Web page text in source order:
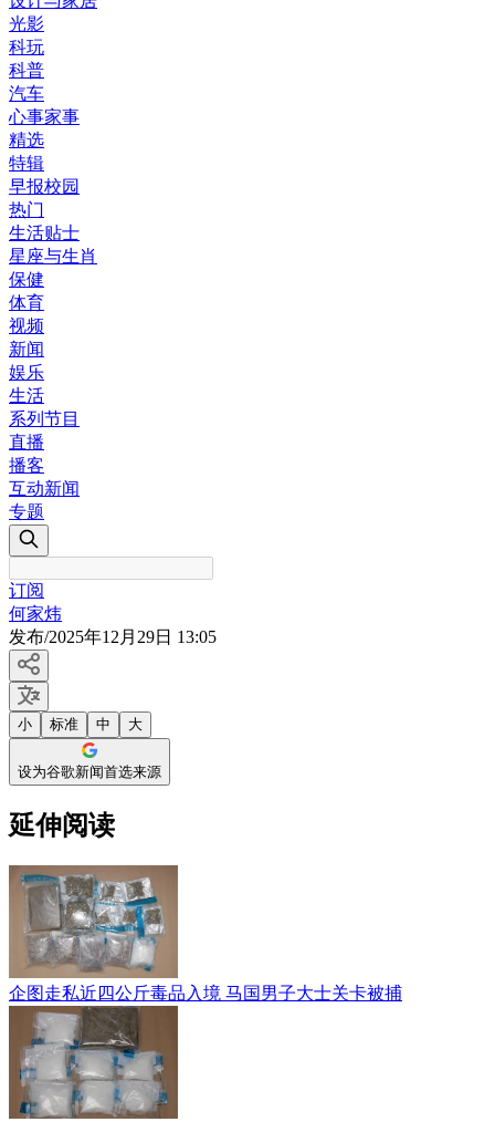
光影
科玩
科普
汽车
心事家事
精选
特辑
早报校园
热门
生活贴士
星座与生肖
保健
体育
视频
新闻
娱乐
生活
系列节目
直播
播客
互动新闻
专题
订阅
何家炜
发布/2025年12月29日 13:05
小 标准 中 大
设为谷歌新闻首选来源
延伸阅读
企图走私近四公斤毒品入境 马国男子大士关卡被捕